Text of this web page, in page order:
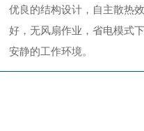
优良的结构设计，自主散热
好，无风扇作业，省电模式
安静的工作环境。